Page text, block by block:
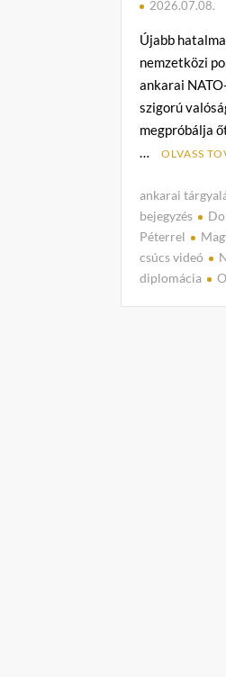
2026.07.08.
Újabb
nemzetközi
ankarai
szigorú
megpróbálja
…
OLVASS
ankarai
bejegyzés
Péterrel
csúcs videó
diplomácia